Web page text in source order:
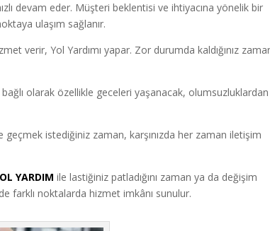
devam eder. Müşteri beklentisi ve ihtiyacına yönelik bir
ulaşım sağlanır.
verir, Yol Yardımı yapar. Zor durumda kaldığınız
olarak özellikle geceleri yaşanacak, olumsuzluklardan
geçmek istediğiniz zaman, karşınızda her zaman iletişim
YARDIM ile lastiğiniz patladığını zaman ya da değişim
farklı noktalarda hizmet imkânı sunulur.